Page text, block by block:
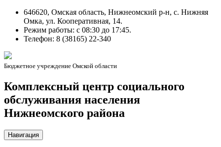
646620, Омская область, Нижнеомский р-н, с. Нижняя
Омка, ул. Кооперативная, 14.
Режим работы: c 08:30 до 17:45.
Телефон: 8 (38165) 22-340
Бюджетное учреждение Омской области
Комплексный центр социального
обслуживания населения
Нижнеомского района
Навигация